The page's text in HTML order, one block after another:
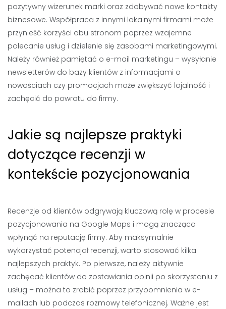
pozytywny wizerunek marki oraz zdobywać nowe kontakty
biznesowe. Współpraca z innymi lokalnymi firmami może
przynieść korzyści obu stronom poprzez wzajemne
polecanie usług i dzielenie się zasobami marketingowymi.
Należy również pamiętać o e-mail marketingu – wysyłanie
newsletterów do bazy klientów z informacjami o
nowościach czy promocjach może zwiększyć lojalność i
zachęcić do powrotu do firmy.
Jakie są najlepsze praktyki
dotyczące recenzji w
kontekście pozycjonowania
Recenzje od klientów odgrywają kluczową rolę w procesie
pozycjonowania na Google Maps i mogą znacząco
wpłynąć na reputację firmy. Aby maksymalnie
wykorzystać potencjał recenzji, warto stosować kilka
najlepszych praktyk. Po pierwsze, należy aktywnie
zachęcać klientów do zostawiania opinii po skorzystaniu z
usług – można to zrobić poprzez przypomnienia w e-
mailach lub podczas rozmowy telefonicznej. Ważne jest